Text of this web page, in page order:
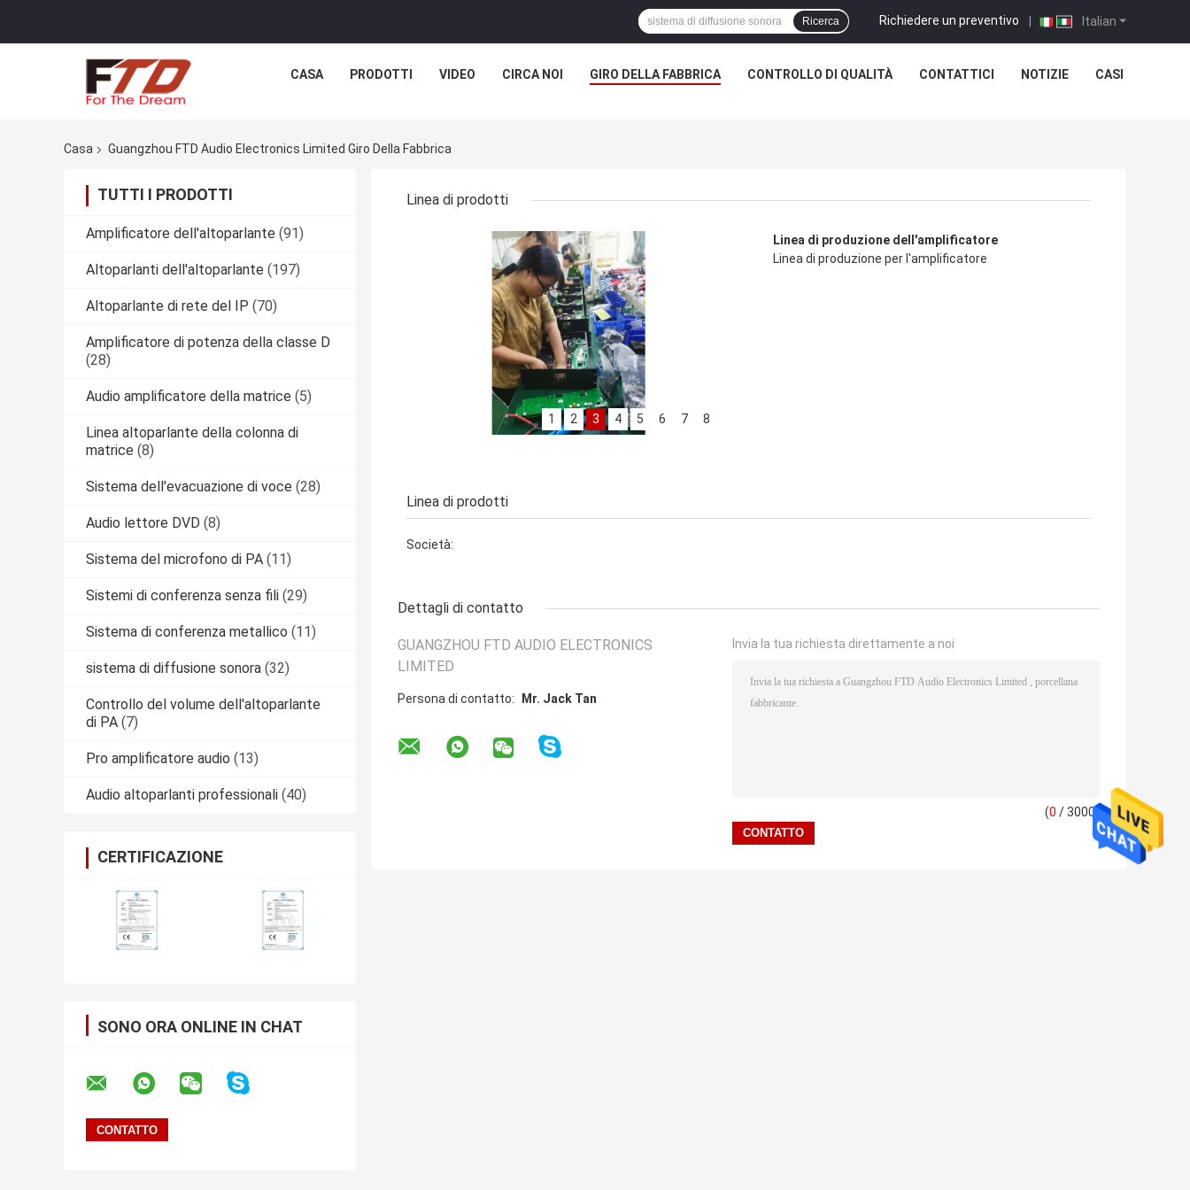
Italian
Richiedere un preventivo |
Ricerca
CASA PRODOTTI VIDEO CIRCA NOI GIRO DELLA FABBRICA CONTROLLO DI QUALITÀ CONTATTICI NOTIZIE CASI
Casa Guangzhou FTD Audio Electronics Limited Giro Della Fabbrica
TUTTI I PRODOTTI
Amplificatore dell'altoparlante (91)
Altoparlanti dell'altoparlante (197)
Altoparlante di rete del IP (70)
Amplificatore di potenza della classe D
(28)
Audio amplificatore della matrice (5)
Linea altoparlante della colonna di
matrice (8)
Sistema dell'evacuazione di voce (28)
Audio lettore DVD (8)
Sistema del microfono di PA (11)
Sistemi di conferenza senza fili (29)
Sistema di conferenza metallico (11)
sistema di diffusione sonora (32)
Controllo del volume dell'altoparlante
di PA (7)
Pro amplificatore audio (13)
Audio altoparlanti professionali (40)
CERTIFICAZIONE
SONO ORA ONLINE IN CHAT
Linea di prodotti
1 2 3 4 5 6 7
8
Produzione line2 dell'amplificatore
Produzione line2 dell'amplificatore
Linea di produzione dell'altoparlante
Produzione line2 dell'amplificatore
Linea di produzione dell'amplificatore
Linea di prodotti
Società:
Dettagli di contatto
GUANGZHOU FTD AUDIO ELECTRONICS
LIMITED
Persona di contatto: Mr. Jack Tan
Invia la tua richiesta direttamente a noi
(0 / 3000)